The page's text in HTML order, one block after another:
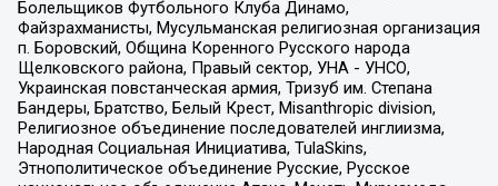
Болельщиков Футбольного Клуба Динамо,
Файзрахманисты, Мусульманская религиозная организация
п. Боровский, Община Коренного Русского народа
Щелковского района, Правый сектор, УНА - УНСО,
Украинская повстанческая армия, Тризуб им. Степана
Бандеры, Братство, Белый Крест, Misanthropic division,
Религиозное объединение последователей инглиизма,
Народная Социальная Инициатива, TulaSkins,
Этнополитическое объединение Русские, Русское